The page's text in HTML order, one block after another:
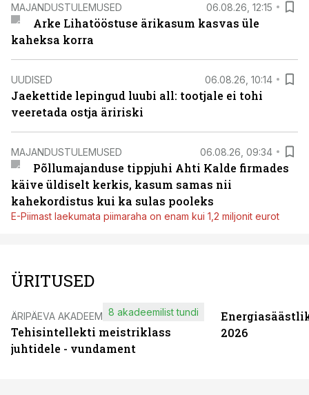
MAJANDUSTULEMUSED 06.08.26, 12:15
Arke Lihatööstuse ärikasum kasvas üle
kaheksa korra
UUDISED 06.08.26, 10:14
Jaekettide lepingud luubi all: tootjale ei tohi
veeretada ostja äririski
MAJANDUSTULEMUSED 06.08.26, 09:34
Põllumajanduse tippjuhi Ahti Kalde firmades
käive üldiselt kerkis, kasum samas nii
kahekordistus kui ka sulas pooleks
E-Piimast laekumata piimaraha on enam kui 1,2 miljonit eurot
ÜRITUSED
ÄRIPÄEVA AKADEEMIA
Tehisintellekti meistriklass
juhtidele - vundament
8 akadeemilist tundi
2026